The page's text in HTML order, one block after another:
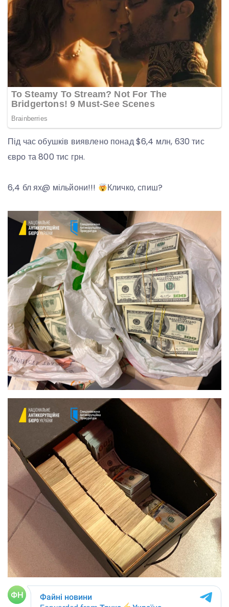
Під час обушків виявлено понад $6,4 млн, 630 тис
євро та 800 тис грн.
6,4 бл ях@ мільйони!!! Кличко, спиш?